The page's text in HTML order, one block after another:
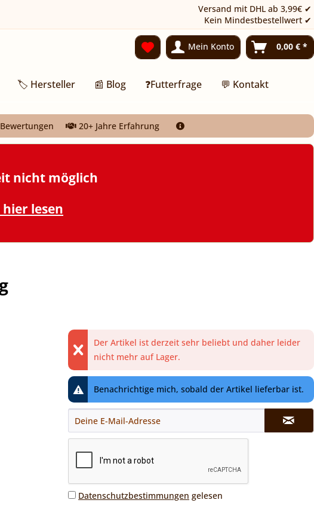
Versand mit DHL ab 3,99€ ✔
Kein Mindestbestellwert ✔
Mein Konto 0,00 € *
🏷️ Hersteller 📰 Blog ❓Futterfrage 💬 Kontakt
20+ Jahre Erfahrung
nicht möglich
lesen
Der Artikel ist derzeit sehr beliebt und daher leider
nicht mehr auf Lager.
Benachrichtige mich, sobald der Artikel lieferbar ist.
Datenschutzbestimmungen gelesen